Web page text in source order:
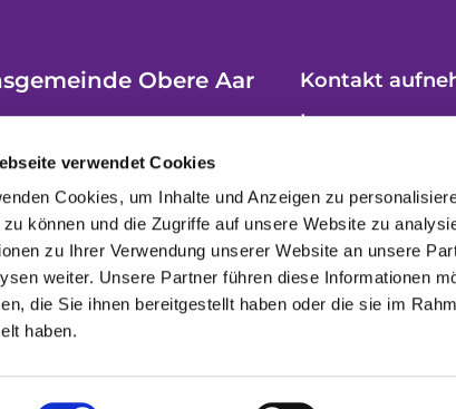
verwendet Cookies
Cookies, um Inhalte und Anzeigen zu
zu können und die Zugriffe auf unsere Website zu
zu Ihrer Verwendung unserer Website an unsere
weiter. Unsere Partner führen diese Informationen
die Sie ihnen bereitgestellt haben oder die sie im
haben.
Obere Aar
Kontakt
Impressum